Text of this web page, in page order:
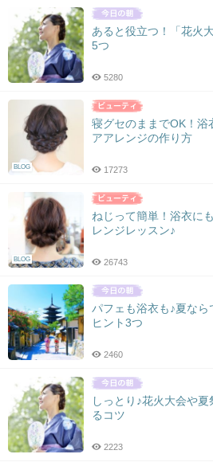
あると役立つ！「花火
5つ
5280
BLOG
寝グセのままでOK！浴
アアレンジの作り方
17273
BLOG
ねじって簡単！浴衣に
レンジレッスン♪
26743
パフェも浴衣も♪夏な
ヒント3つ
2460
しっとり♪花火大会や
るコツ
2223